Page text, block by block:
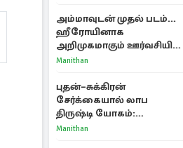
அம்மாவுடன் முதல் படம்...
ஹீரோயினாக
அறிமுகமாகும் ஊர்வசியின்
மகள் தேஜலட்சுமி!
Manithan
புதன்–சுக்கிரன்
சேர்க்கையால் லாப
திருஷ்டி யோகம்:
அதிர்ஷ்டம் பெறும் டாப் 3
Manithan